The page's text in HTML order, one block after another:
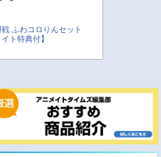
ふわコロりんセット
ト特典付】